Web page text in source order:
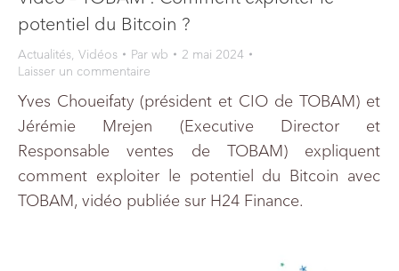
potentiel du Bitcoin ?
Actualités, Vidéos Par wb
2 mai 2024
Laisser un commentaire
Yves Choueifaty (président et CIO de TOBAM) et
Jérémie Mrejen (Executive Director et
Responsable ventes de TOBAM) expliquent
comment exploiter le potentiel du Bitcoin avec
TOBAM, vidéo publiée sur H24 Finance.